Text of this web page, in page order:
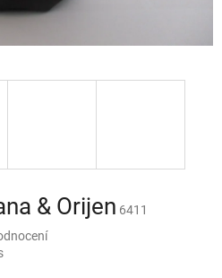
& Orijen 6411